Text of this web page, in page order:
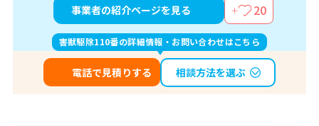
事業者の紹介ページを見る 20
害獣駆除110番の詳細情報・お問い合わせはこちら
電話で見積りする 相談方法を選ぶ